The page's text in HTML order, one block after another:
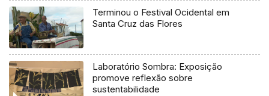
Terminou o Festival Ocidental em
Santa Cruz das Flores
Laboratório Sombra: Exposição
promove reflexão sobre
sustentabilidade